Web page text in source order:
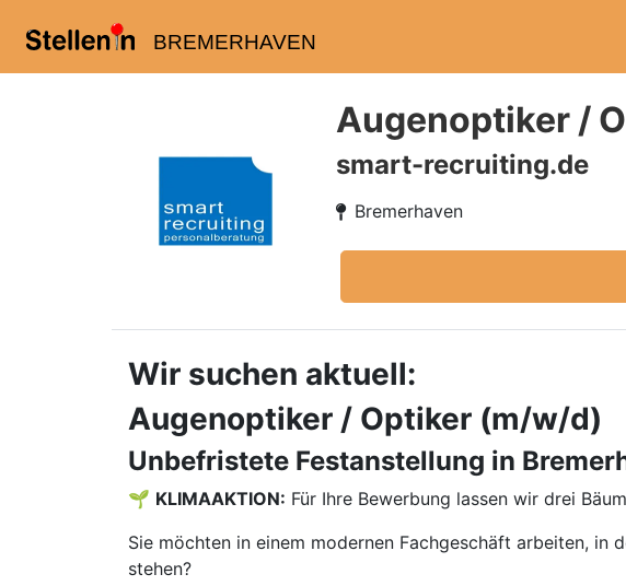
BREMERHAVEN
Augenoptiker /
smart-recruiting.de
Bremerhaven
Wir suchen aktuell:
Augenoptiker / Optiker (m/w/d)
Unbefristete Festanstellung in
🌱 KLIMAAKTION: Für Ihre Bewerbung lassen wir drei
Sie möchten in einem modernen Fachgeschäft arbeiten, in
stehen?